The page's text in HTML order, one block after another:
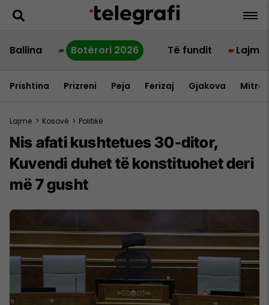
Ballina Botërori 2026 Të fundit Lajme
Prishtina Prizreni Peja Ferizaj Gjakova
Lajme > Kosovë > Politikë
Nis afati kushtetues 30-ditor,
Kuvendi duhet të konstituohet deri
më 7 gusht